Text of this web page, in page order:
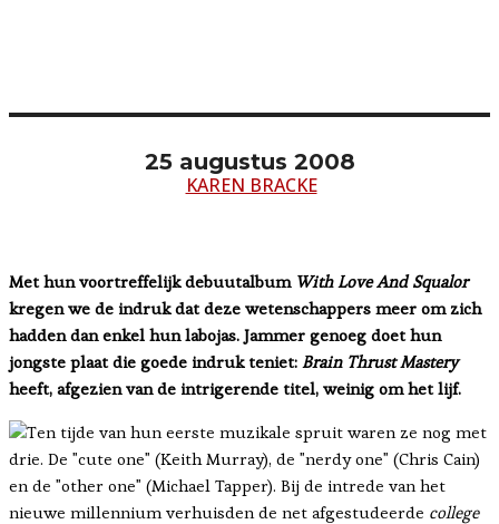
25 augustus 2008
KAREN BRACKE
Met hun voortreffelijk debuutalbum With Love And Squalor
kregen we de indruk dat deze wetenschappers meer om zich
hadden dan enkel hun labojas. Jammer genoeg doet hun
jongste plaat die goede indruk teniet: Brain Thrust Mastery
heeft, afgezien van de intrigerende titel, weinig om het lijf.
Ten tijde van hun eerste muzikale spruit waren ze nog met
drie. De "cute one" (Keith Murray), de "nerdy one" (Chris Cain)
en de "other one" (Michael Tapper). Bij de intrede van het
nieuwe millennium verhuisden de net afgestudeerde college